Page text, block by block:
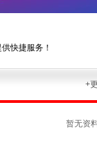
快捷服务！
+
暂无资